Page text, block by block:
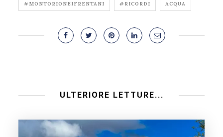
#MONTORIONEIFRENTANI #RICORDI ACQUA
ULTERIORE LETTURE...